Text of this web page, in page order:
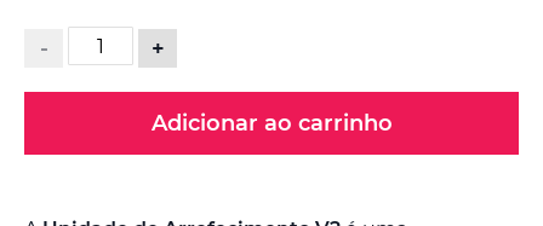
- +
Adicionar ao carrinho